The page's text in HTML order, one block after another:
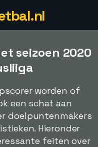
seizoen 2020
worden of
een schat aan
doelpuntenmakers
Hieronder
feiten over